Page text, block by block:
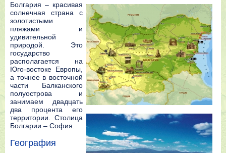
Болгария – красивая
солнечная страна с
золотистыми
пляжами и
удивительной
природой. Это
государство
располагается на
Юго-востоке Европы,
а точнее в восточной
части Балканского
полуострова и
занимаем двадцать
два процента его
территории. Столица
Болгарии – София.
География